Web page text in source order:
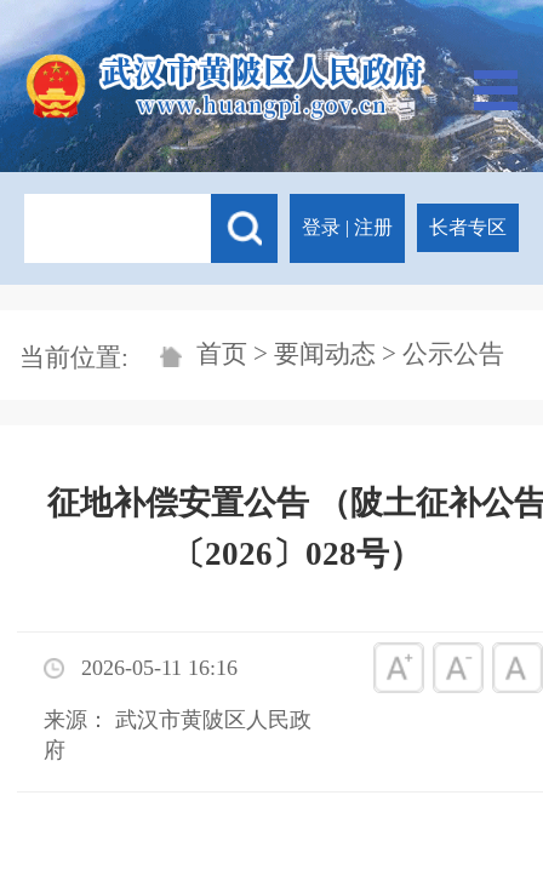
登录 | 注册 长者专区
当前位置: 首页 > 要闻动态 > 公示公告
征地补偿安置公告 （陂土征补公
〔2026〕028号）
2026-05-11 16:16
来源： 武汉市黄陂区人民政
府